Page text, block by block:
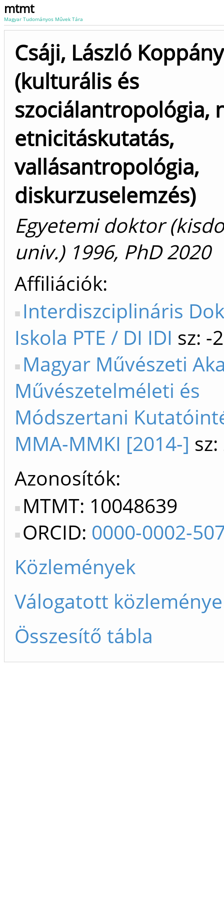
mtmt
Magyar Tudományos Művek Tára
Csáji, László Koppány
(kulturális és
szociálantropológia,
etnicitáskutatás,
vallásantropológia,
diskurzuselemzés)
Egyetemi doktor
univ.) 1996, PhD 2020
Affiliációk
Interdiszciplináris
Iskola PTE / DI IDI sz: -
Magyar Művészeti
Művészetelméleti és
Módszertani
MMA-MMKI [2014-]
Azonosítók
MTMT: 10048639
ORCID: 0000-0002-
Közlemények
Válogatott
Összesítő tábla